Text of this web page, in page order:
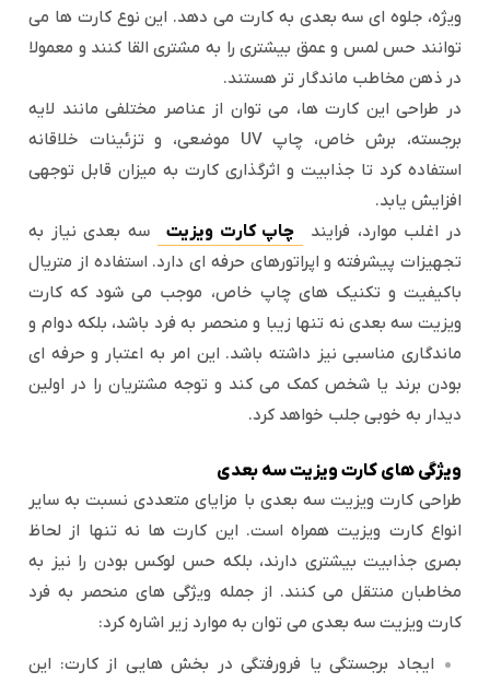
ویژه، جلوه ای سه بعدی به کارت می دهد. این نوع کارت ها می
توانند حس لمس و عمق بیشتری را به مشتری القا کنند و معمولا
در ذهن مخاطب ماندگار تر هستند.
در طراحی این کارت ها، می توان از عناصر مختلفی مانند لایه
برجسته، برش خاص، چاپ UV موضعی، و تزئینات خلاقانه
استفاده کرد تا جذابیت و اثرگذاری کارت به میزان قابل توجهی
افزایش یابد.
در اغلب موارد، فرایند
چاپ کارت ویزیت
سه بعدی نیاز به
تجهیزات پیشرفته و اپراتورهای حرفه ای دارد. استفاده از متریال
باکیفیت و تکنیک های چاپ خاص، موجب می شود که کارت
ویزیت سه بعدی نه تنها زیبا و منحصر به فرد باشد، بلکه دوام و
ماندگاری مناسبی نیز داشته باشد. این امر به اعتبار و حرفه ای
بودن برند یا شخص کمک می کند و توجه مشتریان را در اولین
دیدار به خوبی جلب خواهد کرد.
ویژگی های کارت ویزیت سه بعدی
طراحی کارت ویزیت سه بعدی با مزایای متعددی نسبت به سایر
انواع کارت ویزیت همراه است. این کارت ها نه تنها از لحاظ
بصری جذابیت بیشتری دارند، بلکه حس لوکس بودن را نیز به
مخاطبان منتقل می کنند. از جمله ویژگی های منحصر به فرد
کارت ویزیت سه بعدی می توان به موارد زیر اشاره کرد:
ایجاد برجستگی یا فرورفتگی در بخش هایی از کارت: این